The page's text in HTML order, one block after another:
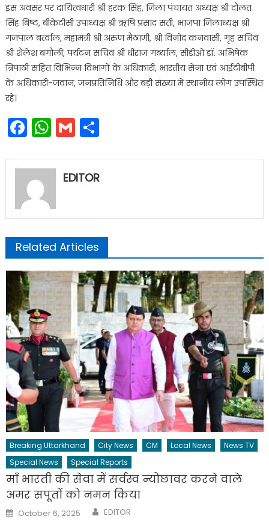
इस अवसर पर दायित्वधारी श्री हरक सिंह, जिला पंचायत अध्यक्ष श्री दौलत
सिंह बिष्ट, बीकेटीसी उपाध्यक्ष श्री ऋषि प्रसाद सती, भाजपा जिलाध्यक्ष श्री
गजपाल बर्त्वाल, महामंत्री श्री अरुण मैठाणी, श्री विनोद कनवासी, गृह सचिव
श्री शैलेश बगौली, पर्यटन सचिव श्री धीराज गर्ब्याल, सीडीओ डॉ. अभिषेक
त्रिपाठी सहित विभिन्न विभागों के अधिकारी, भारतीय सेना एवं आईटीबीपी
के अधिकारी-जवान, जनप्रतिनिधि और बड़ी संख्या में स्थानीय लोग उपस्थित
रहे।
Facebook
WhatsApp
GmailShare
EDITOR
Related Articles
Breaking Uttarkhand City News CM Local News
News TV
Special News
Special Reports
माँ भारती की सेवा में सर्वस्व न्योछावर करने वाले
अमर सपूतों को नमन किया
Posted
on
October 6, 2025 Author
EDITOR